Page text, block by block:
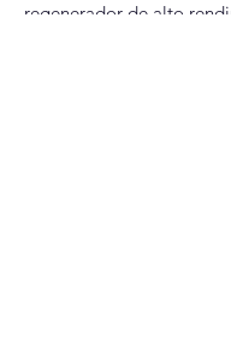
regenerador de alto